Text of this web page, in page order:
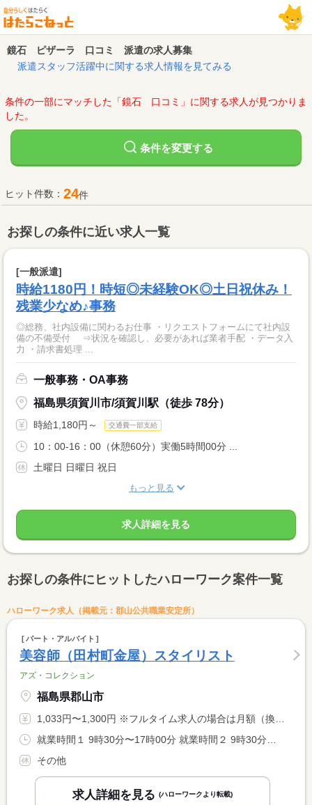
鏡石 ピザーラ 口コミ 派遣の求人募集
派遣スタッフ活躍中に関する求人情報を見てみる
条件の一部にマッチした「鏡石 口コミ」に関する求人が見つかりま
した。
条件を変更する
ヒット件数： 24件
お探しの条件に近い求人一覧
[一般派遣]
時給1180円！時短◎未経験OK◎土日祝休み！
残業少なめ♪事務
◎総務、社内設備に関わるお仕事 ・リクエストフォームにて社内設
備の不備受付 ⇒状況を確認し、必要があれば業者手配 ・データ入
力 ・請求書処理 ...
一般事務・OA事務
福島県須賀川市/須賀川駅（徒歩 78分）
時給1,180円～ 交通費一部支給
10：00-16：00（休憩60分）実働5時間00分 ...
土曜日 日曜日 祝日
もっと見る
求人詳細を見る
お探しの条件にヒットしたハローワーク案件一覧
ハローワーク求人（掲載元：郡山公共職業安定所）
パート・アルバイト
美容師（田村町金屋）スタイリスト
アズ・コレクション
福島県郡山市
1,033円〜1,300円 ※フルタイム求人の場合は月額（換算額）、パート求人の場合は時間額を表示しています。
就業時間１ 9時30分〜17時00分 就業時間２ 9時30分〜15時00分 就業時間に関する特記事項 時間相談可能
その他
求人詳細を見る (ハローワークより転載)